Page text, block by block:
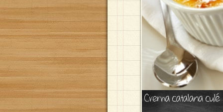
Crema catalana culé